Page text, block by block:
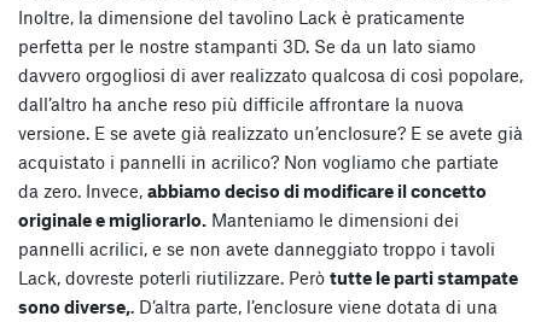
Inoltre, la dimensione del tavolino Lack è praticamente
perfetta per le nostre stampanti 3D. Se da un lato siamo
davvero orgogliosi di aver realizzato qualcosa di così popolare,
dall’altro ha anche reso più difficile affrontare la nuova
versione. E se avete già realizzato un’enclosure? E se avete già
acquistato i pannelli in acrilico? Non vogliamo che partiate
da zero. Invece, abbiamo deciso di modificare il concetto
originale e migliorarlo. Manteniamo le dimensioni dei
pannelli acrilici, e se non avete danneggiato troppo i tavoli
Lack, dovreste poterli riutilizzare. Però tutte le parti stampate
sono diverse,. D’altra parte, l’enclosure viene dotata di una